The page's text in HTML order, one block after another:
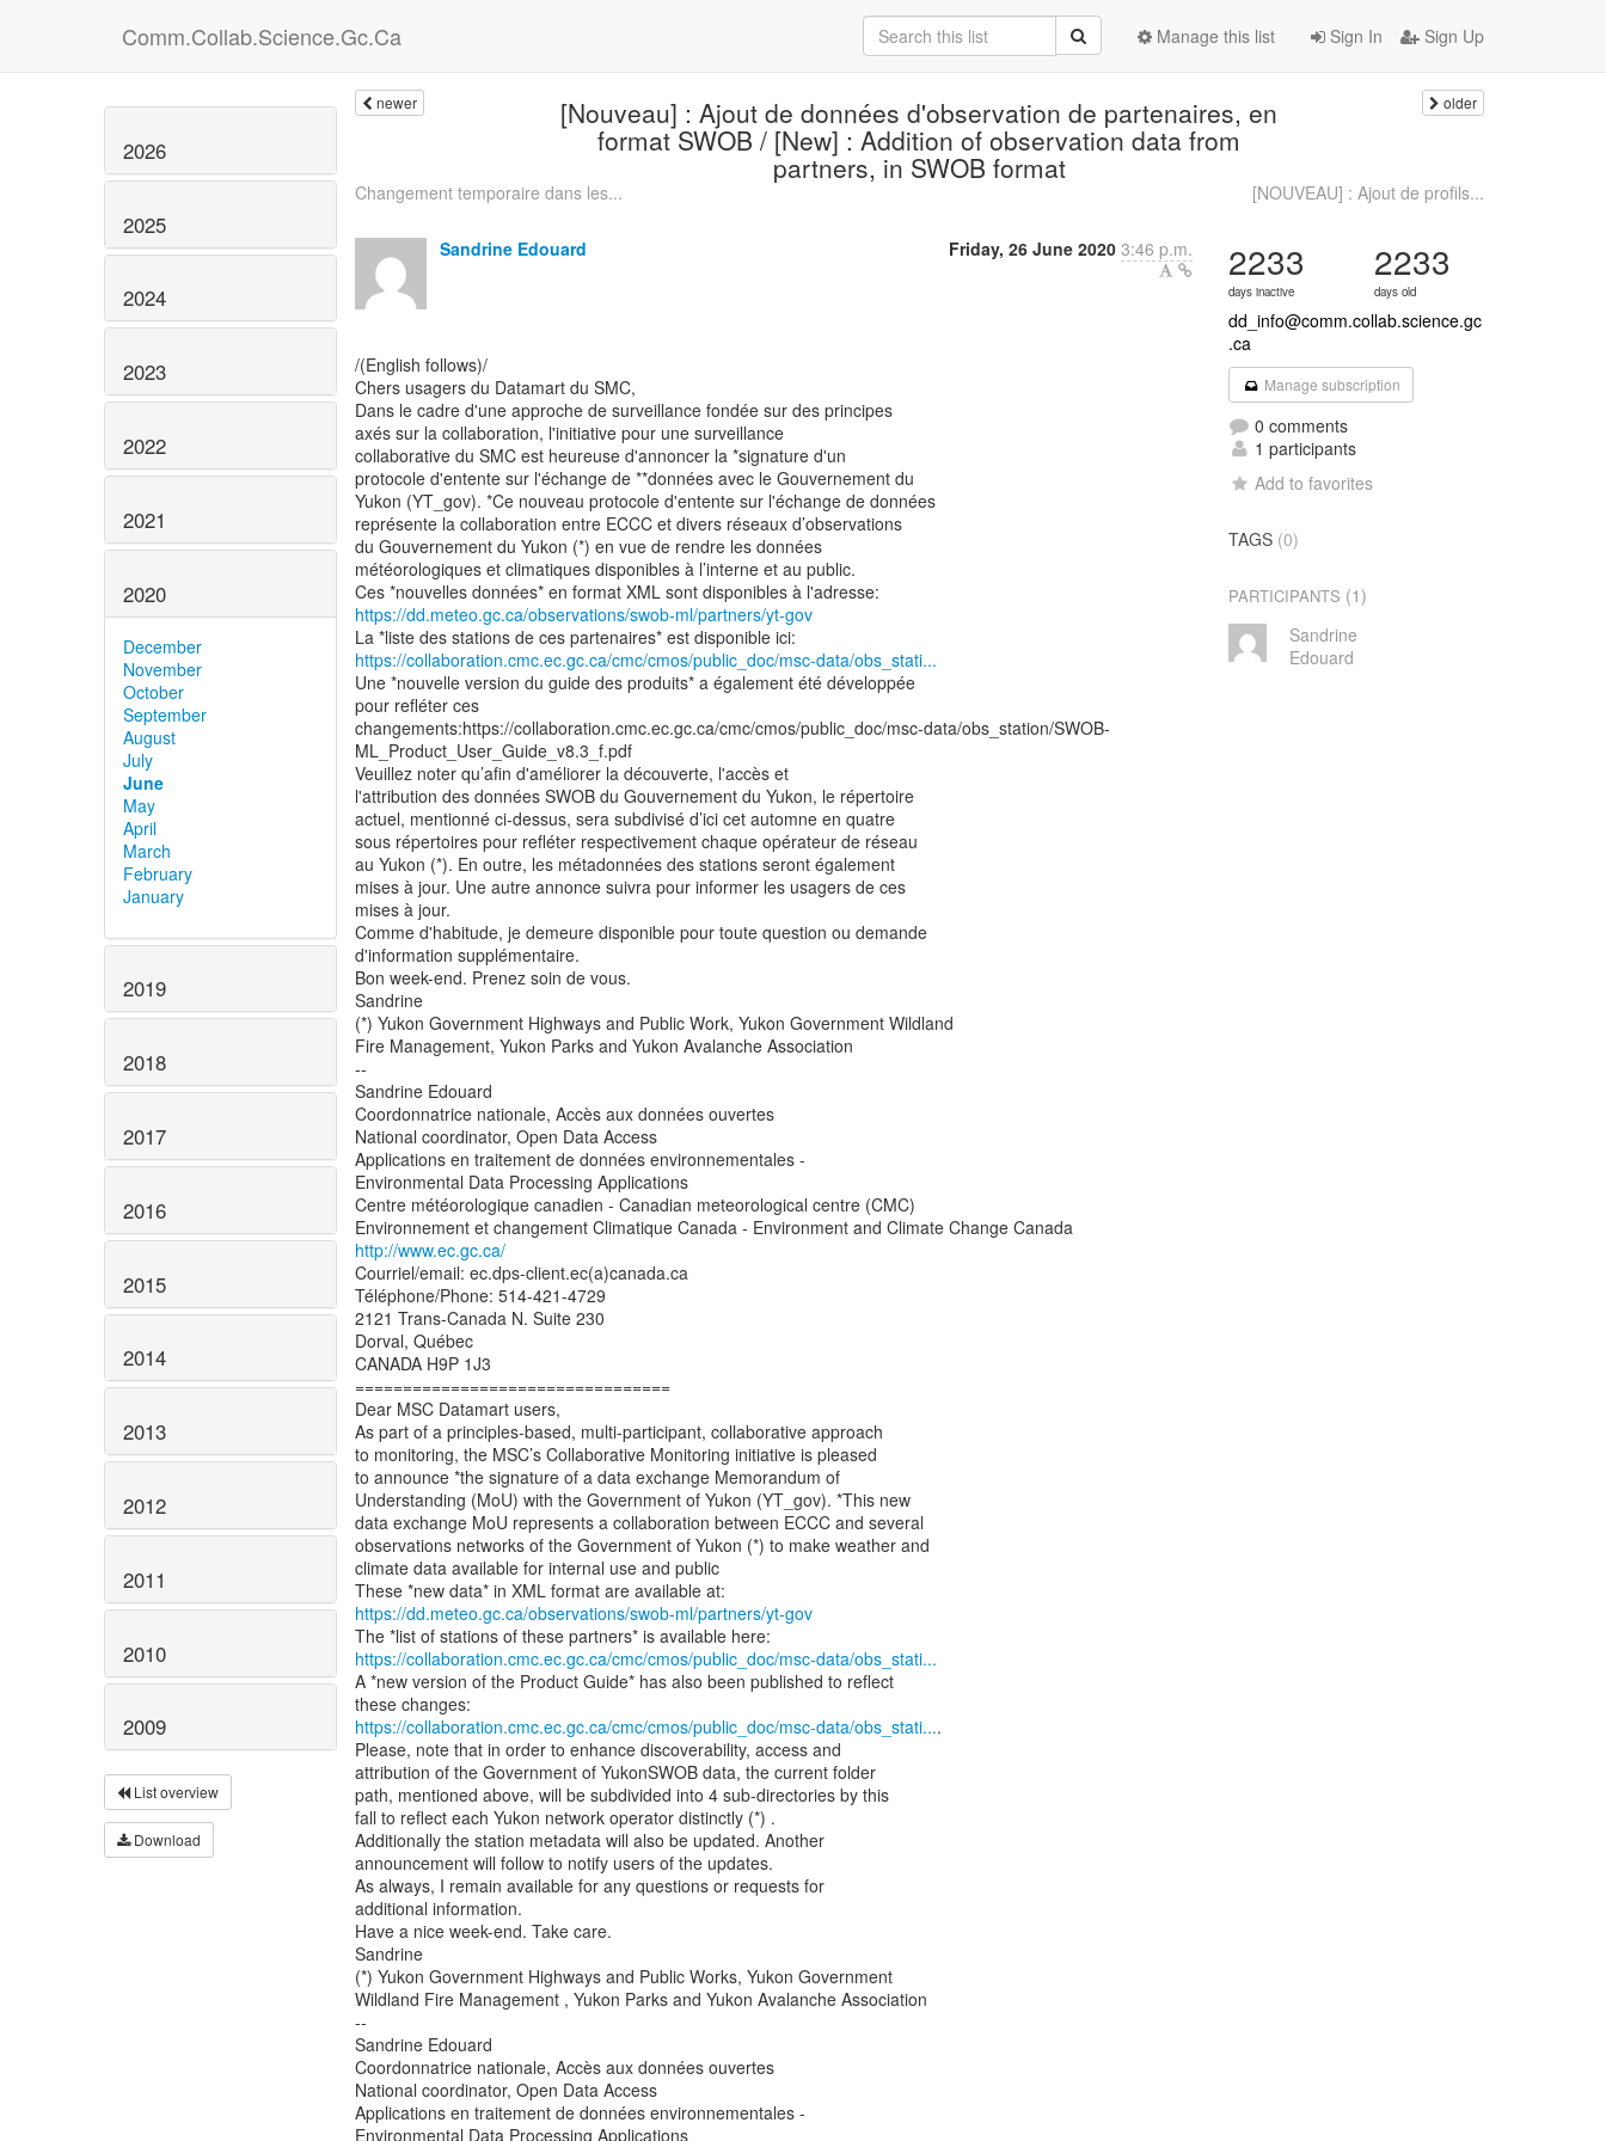
Comm.Collab.Science.Gc.Ca Sign In Sign Up
Manage this list
2026
2025
2024
2023
2022
2021
2020
December
November
October
September
August
July
June
May
April
March
February
January
2019
2018
2017
2016
2015
2014
2013
2012
2011
2010
2009
List overview
Download
newer [Nouveau] : Ajout de données d'observation de partenaires, en
format SWOB / [New] : Addition of observation data from
partners, in SWOB format
older
Changement temporaire dans les... [NOUVEAU] : Ajout de profils...
Sandrine Edouard Friday, 26 June 2020 3:46 p.m.
/(English follows)/
Chers usagers du Datamart du SMC,
Dans le cadre d'une approche de surveillance fondée sur des principes
axés sur la collaboration, l'initiative pour une surveillance
collaborative du SMC est heureuse d'annoncer la *signature d'un
protocole d'entente sur l'échange de **données avec le Gouvernement du
Yukon (YT_gov). *Ce nouveau protocole d'entente sur l'échange de données
représente la collaboration entre ECCC et divers réseaux d’observations
du Gouvernement du Yukon (*) en vue de rendre les données
météorologiques et climatiques disponibles à l’interne et au public.
https://dd.meteo.gc.ca/observations/swob-ml/partners/yt-gov
https://collaboration.cmc.ec.gc.ca/cmc/cmos/public_doc/msc-data/obs_stati...
Une *nouvelle version du guide des produits* a également été développée
pour refléter ces
changements:https://collaboration.cmc.ec.gc.ca/cmc/cmos/public_doc/msc-data/obs_station/SWOB-
ML_Product_User_Guide_v8.3_f.pdf
Veuillez noter qu’afin d'améliorer la découverte, l'accès et
l'attribution des données SWOB du Gouvernement du Yukon, le répertoire
actuel, mentionné ci-dessus, sera subdivisé d’ici cet automne en quatre
sous répertoires pour refléter respectivement chaque opérateur de réseau
au Yukon (*). En outre, les métadonnées des stations seront également
mises à jour. Une autre annonce suivra pour informer les usagers de ces
mises à jour.
Comme d'habitude, je demeure disponible pour toute question ou demande
d'information supplémentaire.
Bon week-end. Prenez soin de vous.
Sandrine
(*) Yukon Government Highways and Public Work, Yukon Government Wildland
Fire Management, Yukon Parks and Yukon Avalanche Association
--
Sandrine Edouard
Coordonnatrice nationale, Accès aux données ouvertes
National coordinator, Open Data Access
Applications en traitement de données environnementales -
Environmental Data Processing Applications
Centre météorologique canadien - Canadian meteorological centre (CMC)
http://www.ec.gc.ca/
Courriel/email: ec.dps-client.ec(a)canada.ca
Téléphone/Phone: 514-421-4729
2121 Trans-Canada N. Suite 230
Dorval, Québec
CANADA H9P 1J3
=================================
Dear MSC Datamart users,
As part of a principles-based, multi-participant, collaborative approach
to monitoring, the MSC’s Collaborative Monitoring initiative is pleased
to announce *the signature of a data exchange Memorandum of
Understanding (MoU) with the Government of Yukon (YT_gov). *This new
data exchange MoU represents a collaboration between ECCC and several
observations networks of the Government of Yukon (*) to make weather and
climate data available for internal use and public
https://dd.meteo.gc.ca/observations/swob-ml/partners/yt-gov
https://collaboration.cmc.ec.gc.ca/cmc/cmos/public_doc/msc-data/obs_stati...
A *new version of the Product Guide* has also been published to reflect
https://collaboration.cmc.ec.gc.ca/cmc/cmos/public_doc/msc-data/obs_stati....
Please, note that in order to enhance discoverability, access and
attribution of the Government of YukonSWOB data, the current folder
path, mentioned above, will be subdivided into 4 sub-directories by this
fall to reflect each Yukon network operator distinctly (*) .
Additionally the station metadata will also be updated. Another
announcement will follow to notify users of the updates.
As always, I remain available for any questions or requests for
additional information.
Have a nice week-end. Take care.
Sandrine
(*) Yukon Government Highways and Public Works, Yukon Government
Wildland Fire Management , Yukon Parks and Yukon Avalanche Association
--
Sandrine Edouard
Coordonnatrice nationale, Accès aux données ouvertes
National coordinator, Open Data Access
Applications en traitement de données environnementales -
Environmental Data Processing Applications
2233
days inactive
2233
days old
dd_info@comm.collab.science.gc
.ca
Manage subscription
0 comments
1 participants
Add to favorites
TAGS (0)
PARTICIPANTS (1)
Sandrine
Edouard